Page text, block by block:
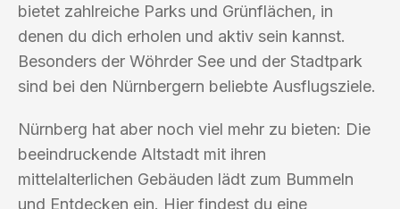
bietet zahlreiche Parks und Grünflächen, in
denen du dich erholen und aktiv sein kannst.
Besonders der Wöhrder See und der Stadtpark
sind bei den Nürnbergern beliebte Ausflugsziele.
Nürnberg hat aber noch viel mehr zu bieten: Die
beeindruckende Altstadt mit ihren
mittelalterlichen Gebäuden lädt zum Bummeln
und Entdecken ein. Hier findest du eine